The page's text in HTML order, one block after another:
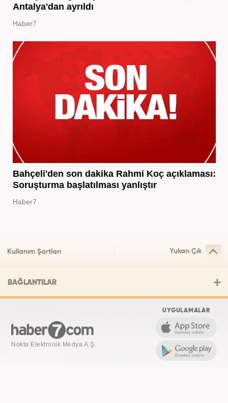
Antalya'dan ayrıldı
Haber7
Bahçeli'den son dakika Rahmi Koç açıklaması:
Soruşturma başlatılması yanlıştır
Haber7
Kullanım Şartları Yukarı Çık
BAĞLANTILAR
Nokta Elektronik Medya A.Ş.
UYGULAMALAR